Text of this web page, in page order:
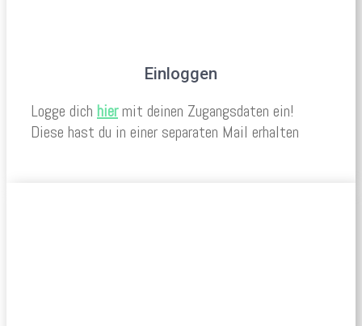
Einloggen
Logge dich hiermit deinen Zugangsdaten ein!
Diese hast du in einer separaten Mail erhalten